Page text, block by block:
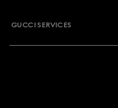
GUCCI SERVICES